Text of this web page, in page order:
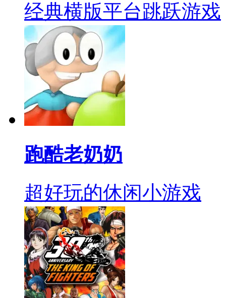
经典横版平台跳跃游戏
跑酷老奶奶
超好玩的休闲小游戏